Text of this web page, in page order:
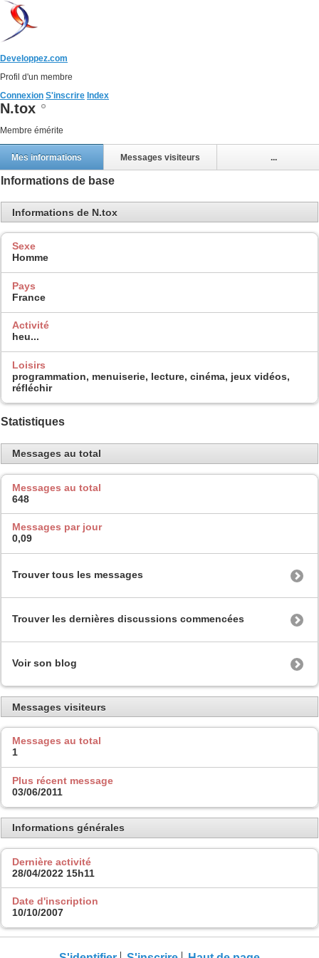
Developpez.com
Profil d'un membre
Connexion S'inscrire Index
N.tox
Membre émérite
Mes informations Messages visiteurs ...
Informations de base
Informations de N.tox
Sexe
Homme
Pays
France
Activité
heu...
Loisirs
programmation, menuiserie, lecture, cinéma, jeux vidéos,
réfléchir
Statistiques
Messages au total
Messages au total
648
Messages par jour
0,09
Trouver tous les messages
Trouver les dernières discussions commencées
Voir son blog
Messages visiteurs
Messages au total
1
Plus récent message
03/06/2011
Informations générales
Dernière activité
28/04/2022 15h11
Date d'inscription
10/10/2007